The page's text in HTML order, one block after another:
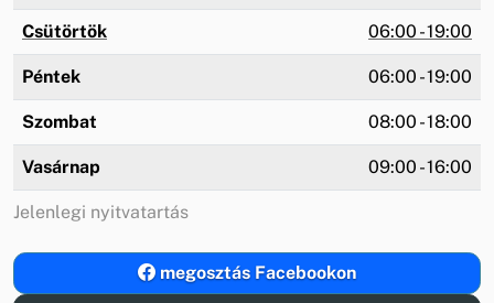
Csütörtök 06:00 - 19:00
Péntek 06:00 - 19:00
Szombat 08:00 - 18:00
Vasárnap 09:00 - 16:00
Jelenlegi nyitvatartás
megosztás Facebookon